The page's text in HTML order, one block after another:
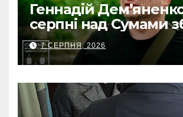
Геннадій
серпні над Сумами
КАБів
7 СЕРПНЯ, 2026